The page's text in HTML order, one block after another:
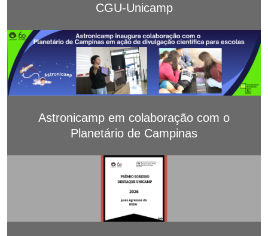
CGU-Unicamp
Astronicamp em colaboração com o
Planetário de Campinas